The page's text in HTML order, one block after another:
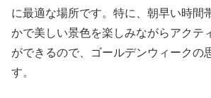
に最適な場所です。特に、朝早い時間
かで美しい景色を楽しみながらアクテ
ができるので、ゴールデンウィークの
す。